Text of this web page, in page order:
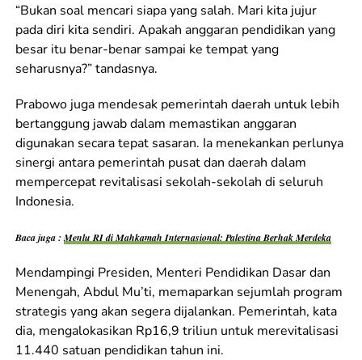
“Bukan soal mencari siapa yang salah. Mari kita jujur
pada diri kita sendiri. Apakah anggaran pendidikan yang
besar itu benar-benar sampai ke tempat yang
seharusnya?” tandasnya.
Prabowo juga mendesak pemerintah daerah untuk lebih
bertanggung jawab dalam memastikan anggaran
digunakan secara tepat sasaran. Ia menekankan perlunya
sinergi antara pemerintah pusat dan daerah dalam
mempercepat revitalisasi sekolah-sekolah di seluruh
Indonesia.
Baca juga :Menlu RI di Mahkamah Internasional: Palestina Berhak Merdeka
Mendampingi Presiden, Menteri Pendidikan Dasar dan
Menengah, Abdul Mu’ti, memaparkan sejumlah program
strategis yang akan segera dijalankan. Pemerintah, kata
dia, mengalokasikan Rp16,9 triliun untuk merevitalisasi
11.440 satuan pendidikan tahun ini.